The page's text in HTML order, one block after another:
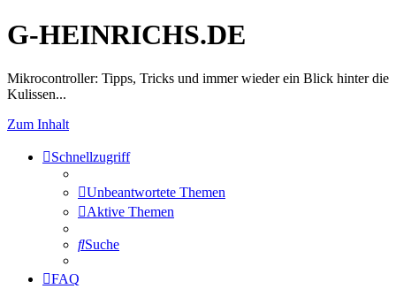
G-HEINRICHS.DE
Mikrocontroller: Tipps, Tricks und immer wieder ein Blick hinter die
Kulissen...
Zum Inhalt
Schnellzugriff
Unbeantwortete Themen
Aktive Themen
Suche
FAQ